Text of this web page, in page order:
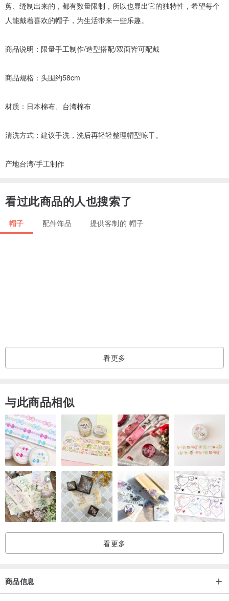
剪、缝制出来的，都有数量限制，所以也显出它的独特性，希望每个
人能戴着喜欢的帽子，为生活带来一些乐趣。
商品说明：限量手工制作/造型搭配/双面皆可配戴
商品规格：头围约58cm
材质：日本棉布、台湾棉布
清洗方式：建议手洗，洗后再轻轻整理帽型晾干。
产地台湾/手工制作
看过此商品的人也搜索了
帽子 配件饰品 提供客制的 帽子
看更多
与此商品相似
看更多
商品信息